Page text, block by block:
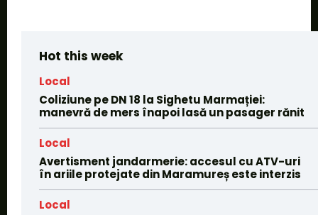
Hot this week
Local
Coliziune pe DN 18 la Sighetu Marmației:
manevră de mers înapoi lasă un pasager rănit
Local
Avertisment jandarmerie: accesul cu ATV-uri
în ariile protejate din Maramureș este interzis
Local